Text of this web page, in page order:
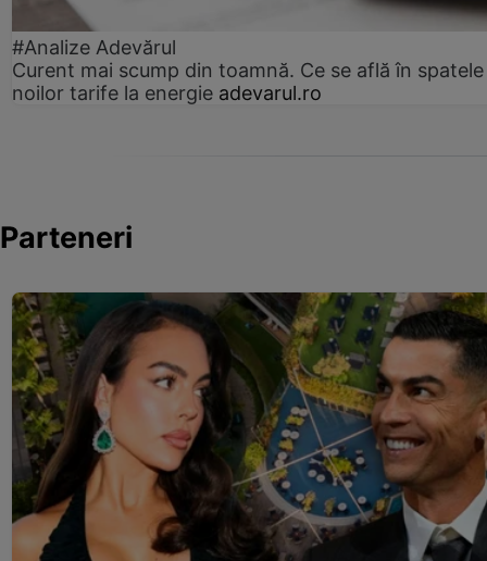
#Analize Adevărul
Curent mai scump din toamnă. Ce se află în spatele
noilor tarife la energie adevarul.ro
Parteneri